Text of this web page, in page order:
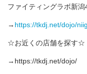
ファイティングラボ新潟
→ https://tkdj.net/dojo/
☆お近くの店舗を探す☆
→https://tkdj.net/dojo/